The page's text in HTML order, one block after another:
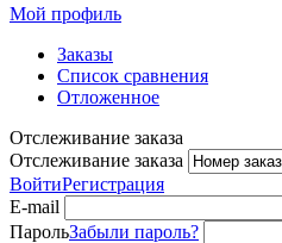
Мой профиль
Заказы
Список сравнения
Отложенное
Отслеживание заказа
Отслеживание заказа
ВойтиРегистрация
E-mail
ПарольЗабыли пароль?